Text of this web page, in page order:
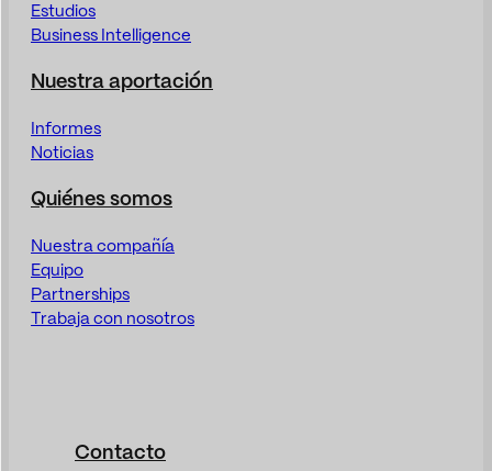
Estudios
Business Intelligence
Nuestra aportación
Informes
Noticias
Quiénes somos
Nuestra compañía
Equipo
Partnerships
Trabaja con nosotros
Contacto